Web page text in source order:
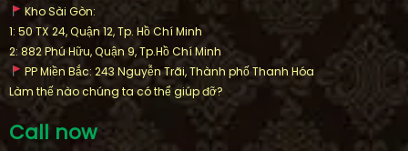
Kho Sài Gòn:
1: 50 TX 24, Quận 12, Tp. Hồ Chí Minh
2: 882 Phú Hữu, Quận 9, Tp.Hồ Chí Minh
PP Miền Bắc: 243 Nguyễn Trãi, Thành phố Thanh Hóa
Làm thế nào chúng ta có thể giúp đỡ?
Call now